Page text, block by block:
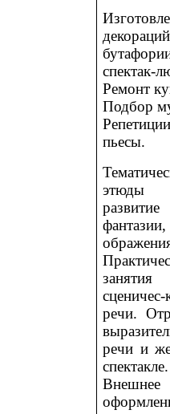
спектак-
Ремонт
Подбор
пьесы.
развитие
сценичес-
речи.
речи и
спектакле.
Внешнее